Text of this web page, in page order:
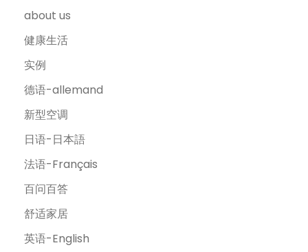
about us
健康生活
实例
德语-allemand
新型空调
日语-日本語
法语-Français
百问百答
舒适家居
英语-English